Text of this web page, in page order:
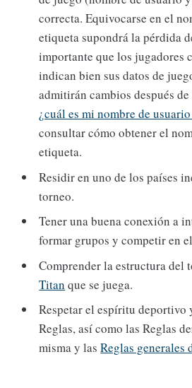
correcta. Equivocarse en el
etiqueta supondrá la pérdida
importante que los jugadores
indican bien sus datos de
admitirán cambios después
¿cuál es mi nombre de
consultar cómo obtener el
etiqueta.
Residir en uno de los países
torneo.
Tener una buena conexión a
formar grupos y competir en
Comprender la estructura del
Titan que se juega.
Respetar el espíritu deportivo
Reglas, así como las Reglas
misma y lasReglas generales